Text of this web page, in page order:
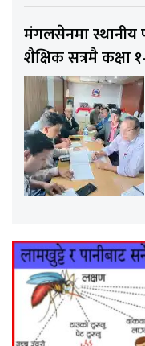
मंगलसेनमा
शैक्षिक सत्रमै कक्षा